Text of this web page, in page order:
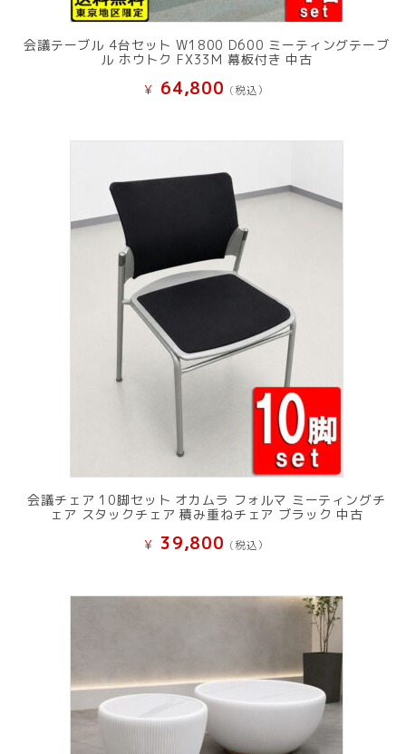
会議テーブル 4台セット W1800 D600 ミーティングテーブ
ル ホウトク FX33M 幕板付き 中古
¥ 64,800 (税込）
会議チェア 10脚セット オカムラ フォルマ ミーティングチ
ェア スタックチェア 積み重ねチェア ブラック 中古
¥ 39,800 (税込）